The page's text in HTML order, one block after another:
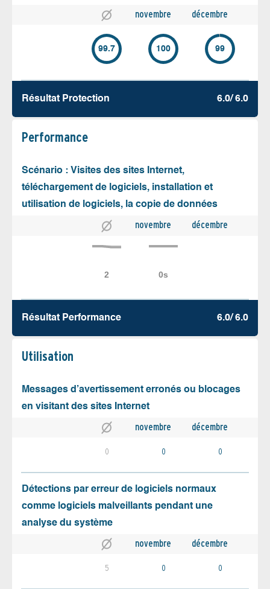
novembre décembre
99.7 100 99
Résultat Protection 6.0/ 6.0
Performance
Scénario : Visites des sites Internet,
téléchargement de logiciels, installation et
utilisation de logiciels, la copie de données
novembre décembre
Résultat Performance 6.0/ 6.0
Utilisation
Messages d’avertissement erronés ou blocages
en visitant des sites Internet
novembre décembre
0 0 0
Détections par erreur de logiciels normaux
comme logiciels malveillants pendant une
analyse du système
novembre décembre
5 0 0